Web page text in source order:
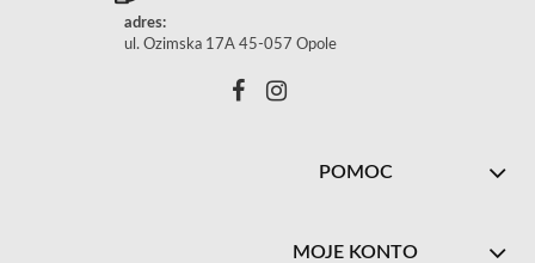
adres:
ul. Ozimska 17A 45-057 Opole
POMOC
MOJE KONTO